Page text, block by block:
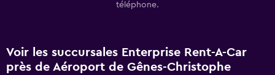
téléphone.
Voir les succursales Enterprise Rent-A-Car
près de Aéroport de Gênes-Christophe